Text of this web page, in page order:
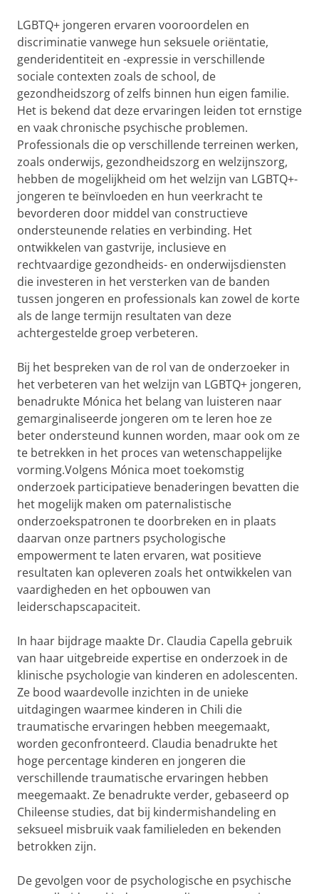
LGBTQ+ jongeren ervaren vooroordelen en
discriminatie vanwege hun seksuele oriëntatie,
genderidentiteit en -expressie in verschillende
sociale contexten zoals de school, de
gezondheidszorg of zelfs binnen hun eigen familie.
Het is bekend dat deze ervaringen leiden tot ernstige
en vaak chronische psychische problemen.
Professionals die op verschillende terreinen werken,
zoals onderwijs, gezondheidszorg en welzijnszorg,
hebben de mogelijkheid om het welzijn van LGBTQ+-
jongeren te beïnvloeden en hun veerkracht te
bevorderen door middel van constructieve
ondersteunende relaties en verbinding. Het
ontwikkelen van gastvrije, inclusieve en
rechtvaardige gezondheids- en onderwijsdiensten
die investeren in het versterken van de banden
tussen jongeren en professionals kan zowel de korte
als de lange termijn resultaten van deze
achtergestelde groep verbeteren.
Bij het bespreken van de rol van de onderzoeker in
het verbeteren van het welzijn van LGBTQ+ jongeren,
benadrukte Mónica het belang van luisteren naar
gemarginaliseerde jongeren om te leren hoe ze
beter ondersteund kunnen worden, maar ook om ze
te betrekken in het proces van wetenschappelijke
vorming.Volgens Mónica moet toekomstig
onderzoek participatieve benaderingen bevatten die
het mogelijk maken om paternalistische
onderzoekspatronen te doorbreken en in plaats
daarvan onze partners psychologische
empowerment te laten ervaren, wat positieve
resultaten kan opleveren zoals het ontwikkelen van
vaardigheden en het opbouwen van
leiderschapscapaciteit.
In haar bijdrage maakte Dr. Claudia Capella gebruik
van haar uitgebreide expertise en onderzoek in de
klinische psychologie van kinderen en adolescenten.
Ze bood waardevolle inzichten in de unieke
uitdagingen waarmee kinderen in Chili die
traumatische ervaringen hebben meegemaakt,
worden geconfronteerd. Claudia benadrukte het
hoge percentage kinderen en jongeren die
verschillende traumatische ervaringen hebben
meegemaakt. Ze benadrukte verder, gebaseerd op
Chileense studies, dat bij kindermishandeling en
seksueel misbruik vaak familieleden en bekenden
betrokken zijn.
De gevolgen voor de psychologische en psychische